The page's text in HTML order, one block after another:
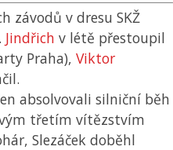
závodů v dresu SKŽ
Jindřich v létě přestoupil
Praha), Viktor
absolvovali silniční běh
třetím vítězstvím
Slezáček doběhl